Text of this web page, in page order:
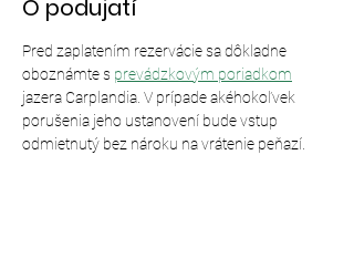
O podujatí
Pred zaplatením rezervácie sa dôkladne
oboznámte s prevádzkovým poriadkom
jazera Carplandia. V prípade akéhokoľvek
porušenia jeho ustanovení bude vstup
odmietnutý bez nároku na vrátenie peňazí.